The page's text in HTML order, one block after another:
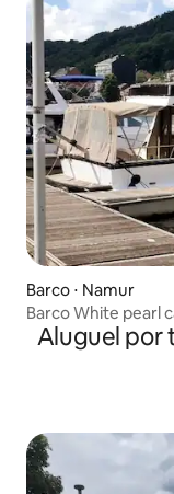
Barco ⋅ Namur
Barco White pearl
Aluguel por